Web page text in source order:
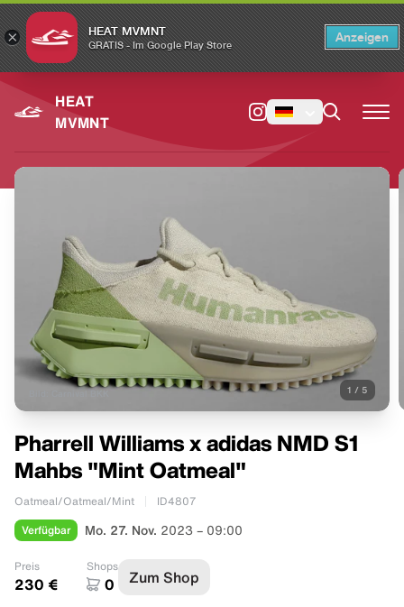
× HEAT MVMNT
GRATIS - Im Google Play Store
Anzeigen
HEAT
MVMNT
1 / 5
Pharrell Williams x adidas NMD S1
Mahbs "Mint Oatmeal"
Oatmeal/Oatmeal/Mint ID4807
Verfügbar Mo. 27. Nov. 2023 – 09:00
Preis
230 €
Shops
0 Zum Shop
Switch to the English version? Switch ×